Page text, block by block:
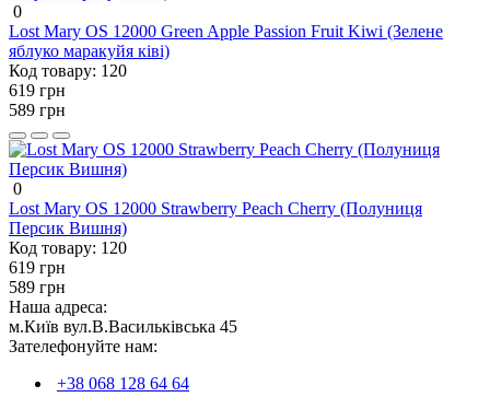
0
Lost Mary OS 12000 Green Apple Passion Fruit Kiwi (Зелене
яблуко маракуйя ківі)
Код товару: 120
619 грн
589 грн
0
Lost Mary OS 12000 Strawberry Peach Cherry (Полуниця
Персик Вишня)
Код товару: 120
619 грн
589 грн
Наша адреса:
м.Київ вул.В.Васильківська 45
Зателефонуйте нам:
+38 068 128 64 64